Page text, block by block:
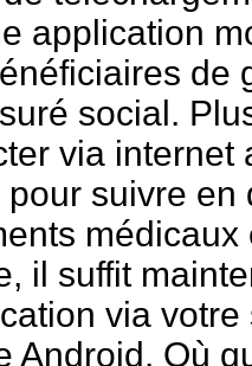
application
de
social.
via internet
suivre en
médicaux
il suffit
via
Android. Où